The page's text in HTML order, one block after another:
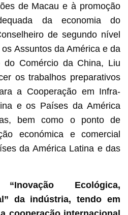
de Macau e à promoção
da economia do
de segundo nível
Assuntos da América e da
do Comércio da China, Liu
os trabalhos preparativos
a Cooperação em Infra-
e os Países da América
bem como o ponto de
económica e comercial
da América Latina e das
Ecológica,
da indústria, tendo em